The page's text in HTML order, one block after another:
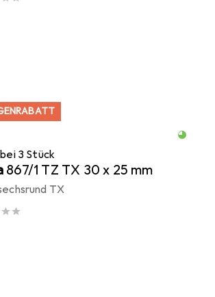
bei 3 Stück
867/1 TZ TX 30 x 25 mm
TX